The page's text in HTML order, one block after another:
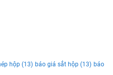
hộp (13) báo giá sắt hộp (13) báo